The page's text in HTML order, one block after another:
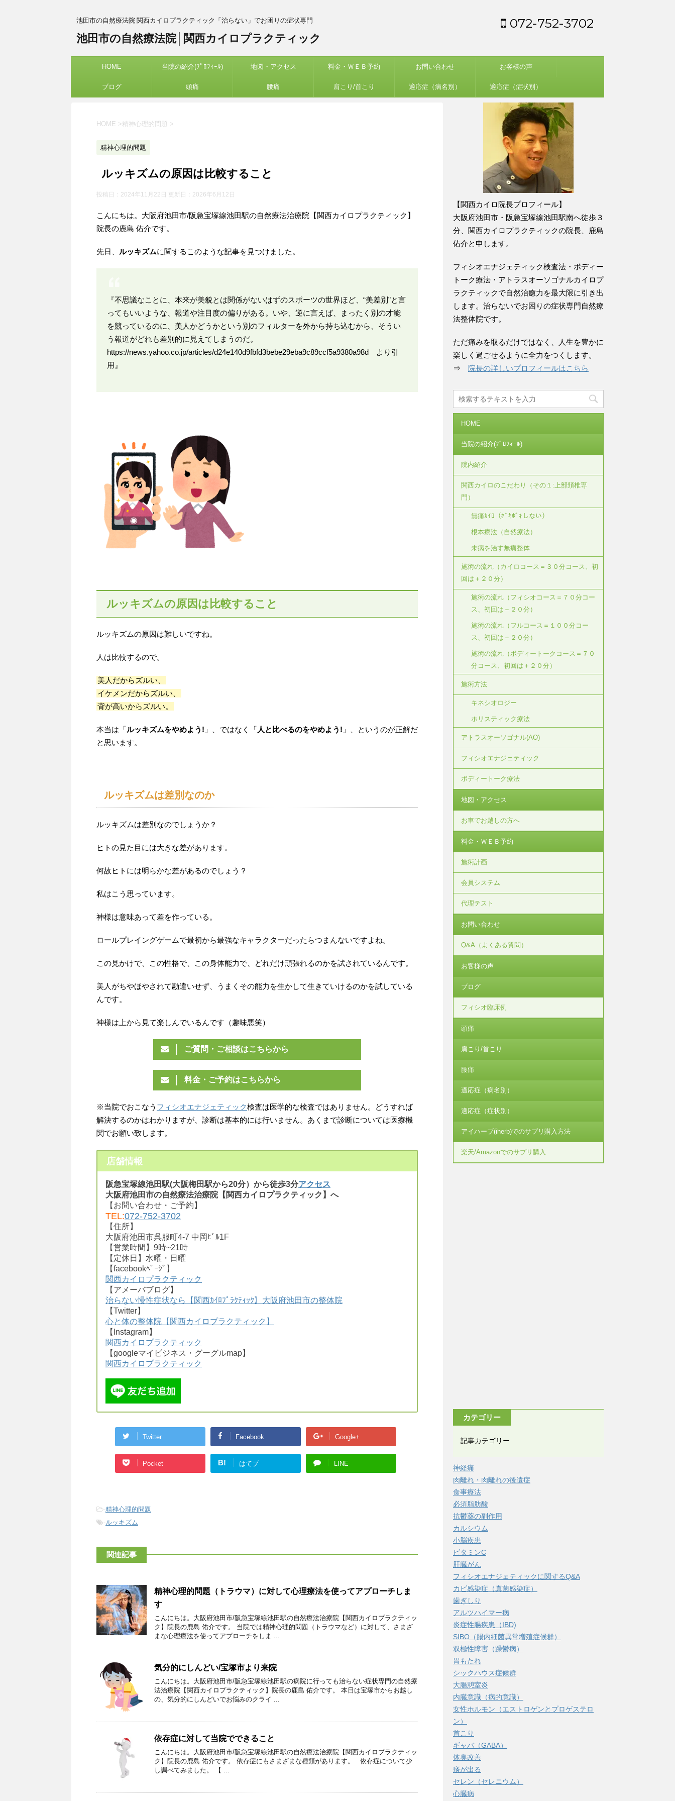
池田市の自然療法院 関西カイロプラクティック「治らない」でお困りの症状専門
池田市の自然療法院│関西カイロプラクティック
072-752-3702
HOME 当院の紹介(ﾌﾟﾛﾌｨｰﾙ) 地図・アクセス 料金・ＷＥＢ予約 お問い合わせ お客様の声
ブログ 頭痛 腰痛 肩こり/首こり 適応症（病名別） 適応症（症状別）
HOME >精神心理的問題 >
精神心理的問題
ルッキズムの原因は比較すること
投稿日：2024年11月22日 更新日： 2026年6月12日
こんにちは。大阪府池田市/阪急宝塚線池田駅の自然療法治療院【関西カイロプラクティック】
院長の鹿島 佑介です。
先日、 ルッキズムに関するこのような記事を見つけました。
『不思議なことに、本来が美貌とは関係がないはずのスポーツの世界ほど、“美差別”と言
ってもいいような、報道や注目度の偏りがある。いや、逆に言えば、まったく別の才能
を競っているのに、美人かどうかという別のフィルターを外から持ち込むから、そうい
う報道がどれも差別的に見えてしまうのだ。
https://news.yahoo.co.jp/articles/d24e140d9fbfd3bebe29eba9c89ccf5a9380a98d より引
用』
ルッキズムの原因は比較すること
ルッキズムの原因は難しいですね。
人は比較するので。
美人だからズルい、
イケメンだからズルい、
背が高いからズルい。
本当は「ルッキズムをやめよう! 」、ではなく「 人と比べるのをやめよう! 」、というのが正解だ
と思います。
ルッキズムは差別なのか
ルッキズムは差別なのでしょうか？
ヒトの見た目には大きな差があります。
何故ヒトには明らかな差があるのでしょう？
私はこう思っています。
神様は意味あって差を作っている。
ロールプレイングゲームで最初から最強なキャラクターだったらつまんないですよね。
この見かけで、この性格で、この身体能力で、どれだけ頑張れるのかを試されているんです。
美人がちやほやされて勘違いせず、うまくその能力を生かして生きていけるのかを試している
んです。
神様は上から見て楽しんでいるんです（趣味悪笑）
ご質問・ご相談はこちらから
料金・ご予約はこちらから
※当院でおこなう フィシオエナジェティック検査は医学的な検査ではありません。どうすれば
解決するのかはわかりますが、診断は基本的には行いません。あくまで診断については医療機
関でお願い致します。
店舗情報
阪急宝塚線池田駅(大阪梅田駅から20分）から徒歩3分アクセス
大阪府池田市の自然療法治療院【関西カイロプラクティック】へ
【お問い合わせ・ご予約】
TEL:072-752-3702
【住所】
大阪府池田市呉服町4-7 中岡ﾋﾞﾙ1F
【営業時間】9時~21時
【定休日】水曜・日曜
【facebookﾍﾟｰｼﾞ】
関西カイロプラクティック
【アメーバブログ】
治らない慢性症状なら【関西ｶｲﾛﾌﾟﾗｸﾃｨｯｸ】大阪府池田市の整体院
【Twitter】
心と体の整体院【関西カイロプラクティック】
【Instagram】
関西カイロプラクティック
【googleマイビジネス・グーグルmap】
関西カイロプラクティック
Twitter Facebook Google+
Pocket B! はてブ LINE
-精神心理的問題
-ルッキズム
関連記事
精神心理的問題（トラウマ）に対して心理療法を使ってアプローチしま
す
こんにちは。大阪府池田市/阪急宝塚線池田駅の自然療法治療院【関西カイロプラクティッ
ク】院長の鹿島 佑介です。 当院では精神心理的問題（トラウマなど）に対して、さまざ
まな心理療法を使ってアプローチをしま ...
気分的にしんどい/宝塚市より来院
こんにちは。大阪府池田市/阪急宝塚線池田駅の病院に行っても治らない症状専門の自然療
法治療院【関西カイロプラクティック】院長の鹿島 佑介です。 本日は宝塚市からお越し
の、気分的にしんどいでお悩みのクライ ...
依存症に対して当院でできること
こんにちは。大阪府池田市/阪急宝塚線池田駅の自然療法治療院【関西カイロプラクティッ
ク】院長の鹿島 佑介です。 依存症にもさまざまな種類があります。 依存症について少
し調べてみました。 【 ...
【関西カイロ院長プロフィール】
大阪府池田市・阪急宝塚線池田駅南へ徒歩３
分、関西カイロプラクティックの院長、鹿島
佑介と申します。
フィシオエナジェティック検査法・ボディー
トーク療法・アトラスオーソゴナルカイロプ
ラクティックで自然治癒力を最大限に引き出
します。治らないでお困りの症状専門自然療
法整体院です。
ただ痛みを取るだけではなく、人生を豊かに
楽しく過ごせるように全力をつくします。
⇒ 院長の詳しいプロフィールはこちら
HOME
当院の紹介(ﾌﾟﾛﾌｨｰﾙ)
院内紹介
関西カイロのこだわり（その１:上部頚椎専
門）
無痛ｶｲﾛ（ﾎﾞｷﾎﾞｷしない）
根本療法（自然療法）
未病を治す無痛整体
施術の流れ（カイロコース＝３０分コース、初
回は＋２０分）
施術の流れ（フィシオコース＝７０分コー
ス、初回は＋２０分）
施術の流れ（フルコース＝１００分コー
ス、初回は＋２０分）
施術の流れ（ボディートークコース＝７０
分コース、初回は＋２０分）
施術方法
キネシオロジー
ホリスティック療法
アトラスオーソゴナル(AO)
フィシオエナジェティック
ボディートーク療法
地図・アクセス
お車でお越しの方へ
料金・ＷＥＢ予約
施術計画
会員システム
代理テスト
お問い合わせ
Q&A（よくある質問）
お客様の声
ブログ
フィシオ臨床例
頭痛
肩こり/首こり
腰痛
適応症（病名別）
適応症（症状別）
アイハーブ(iherb)でのサプリ購入方法
楽天/Amazonでのサプリ購入
カテゴリー
記事カテゴリー
神経痛
肉離れ・肉離れの後遺症
食事療法
必須脂肪酸
抗鬱薬の副作用
カルシウム
小脳疾患
ビタミンC
肝臓がん
フィシオエナジェティックに関するQ&A
カビ感染症（真菌感染症）
歯ぎしり
アルツハイマー病
炎症性腸疾患（IBD)
SIBO（腸内細菌異常増殖症候群）
双極性障害（躁鬱病）
胃もたれ
シックハウス症候群
大腸憩室炎
内臓意識（病的意識）
女性ホルモン（エストロゲンとプロゲステロ
ン）
首こり
ギャバ（GABA）
体臭改善
痰が出る
セレン（セレニウム）
心臓病